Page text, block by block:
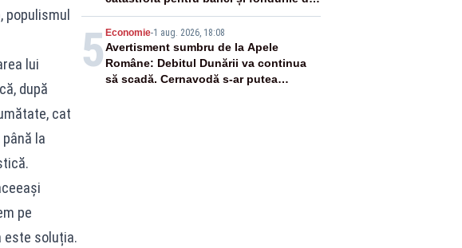
lui
după
cat
la
pe
este soluția.
pensii
5 Economie-1 aug. 2026, 18:08
Avertisment sumbru de la Apele
Române: Debitul Dunării va continua
să scadă. Cernavodă s-ar putea